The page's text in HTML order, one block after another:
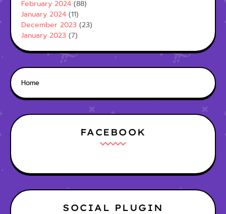
February 2024 (88)
January 2024 (11)
December 2023 (23)
January 2023 (7)
Home
FACEBOOK
SOCIAL PLUGIN